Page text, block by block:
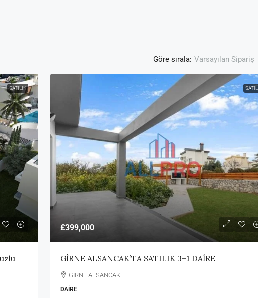
Göre sırala: Varsayılan Sipariş
SATILIK
£399,000
GİRNE ALSANCAK’TA SATILIK 3+1 DAİRE
GİRNE ALSANCAK
DAIRE